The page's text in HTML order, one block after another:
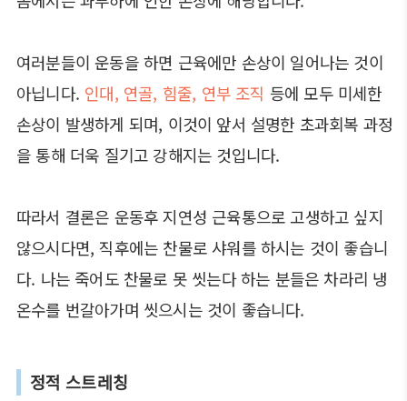
여러분들이 운동을 하면 근육에만 손상이 일어나는 것이
아닙니다. 인대, 연골, 힘줄, 연부 조직 등에 모두 미세한
손상이 발생하게 되며, 이것이 앞서 설명한 초과회복 과정
을 통해 더욱 질기고 강해지는 것입니다.
따라서 결론은 운동후 지연성 근육통으로 고생하고 싶지
않으시다면, 직후에는 찬물로 샤워를 하시는 것이 좋습니
다. 나는 죽어도 찬물로 못 씻는다 하는 분들은 차라리 냉
온수를 번갈아가며 씻으시는 것이 좋습니다.
정적 스트레칭